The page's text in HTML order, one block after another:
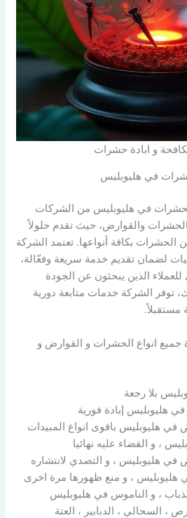
و ابادة حشرات
في هليوبليس من الشركات
والقوارض، حيث تقدم حلولاً
بكافة أنواعها. تعتمد الشركة
لضمان تقديم خدمة سريعة وفعّالة،
للعملاء الذين يبحثون عن الجودة
توفر الشركة خدمات متابعة دورية
مستقبلاً.
جميع انواع الحشرات و القوارض و
بلا رجعة
هليوبليس إبادة فورية
في هليوبليس باقوى انواع المبيدات
، و القضاء عليه نهائيا
في هليوبليس ، و التصدي لانتشاره
هليوبليس ، و منع ظهورها مرة اخرى
، و الناموس في هليوبليس
، السحالي ، الدبابير ، العتة